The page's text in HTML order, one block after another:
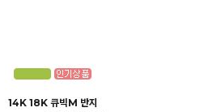
14K 18K 큐빅M 반지